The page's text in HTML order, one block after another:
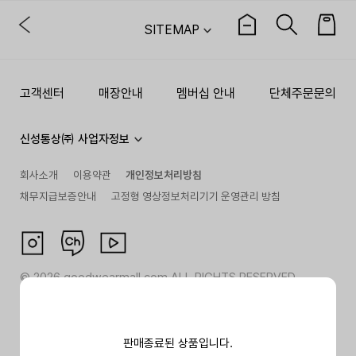
판매종료된 상품입니다.
SITEMAP
고객센터 매장안내 멤버십 안내 단체주문문의
신성통상㈜ 사업자정보
회사소개 이용약관
개인정보처리방침
채무지급보증안내
고정형 영상정보처리기기 운영관리 방침
©2026goodwearmall.com ALL RIGHTS RESERVED